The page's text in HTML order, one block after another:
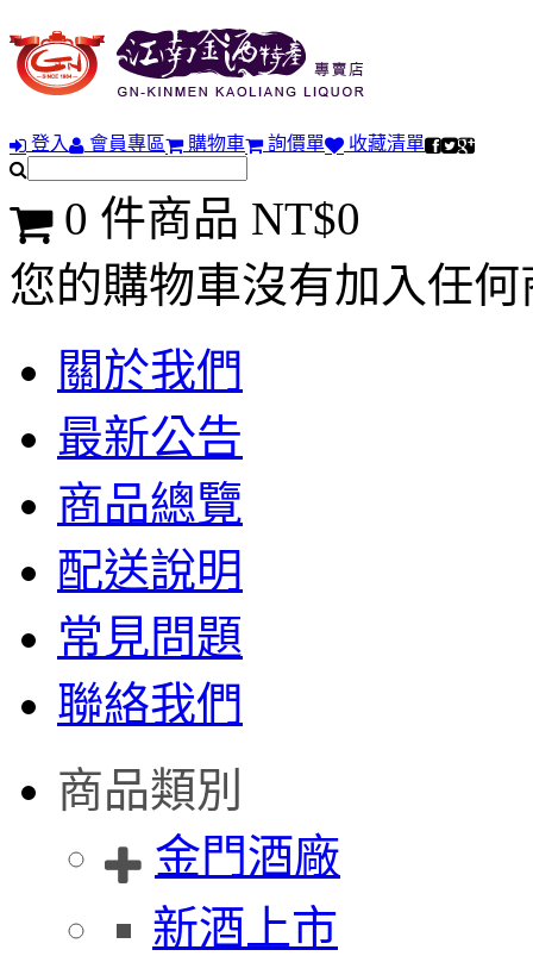
登入 會員專區 購物車 詢價單 收藏清單
0 件商品 NT$0
您的購物車沒有加入任何
關於我們
最新公告
商品總覽
配送說明
常見問題
聯絡我們
商品類別
金門酒廠
新酒上市